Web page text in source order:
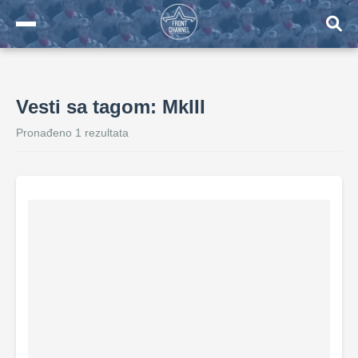
Vesti sa tagom: MkIII
Pronađeno 1 rezultata